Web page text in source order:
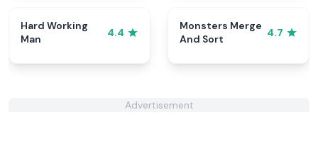
Hard Working
Man
4.4
Monsters Merge
And Sort
4.7
Advertisement